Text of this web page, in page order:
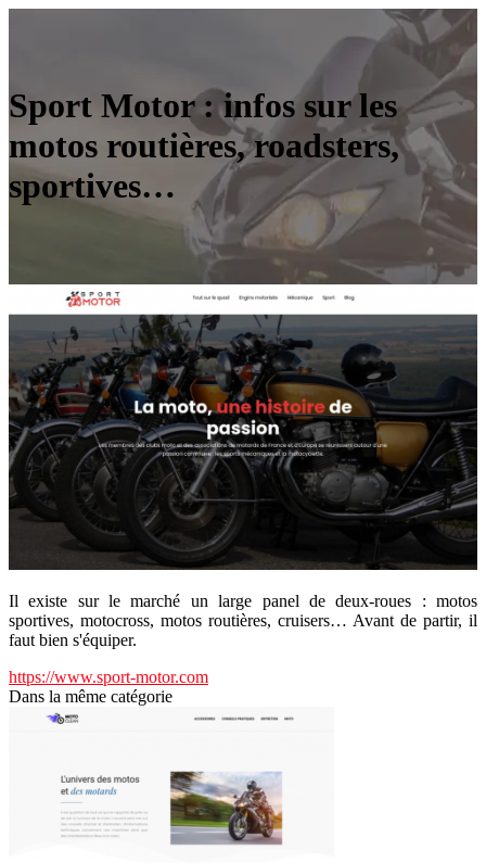
Sport Motor : infos sur les
motos routières, roadsters,
sportives…
Il existe sur le marché un large panel de deux-roues : motos
sportives, motocross, motos routières, cruisers… Avant de partir, il
faut bien s'équiper.
https://www.sport-motor.com
Dans la même catégorie